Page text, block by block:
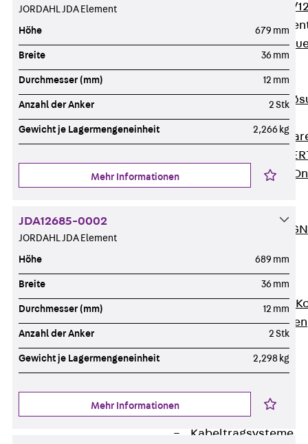
ISOPRO® 80/
Zurück
ISOMUR®
Digitale Lösungen
Digitale
Software
Zurück
JORDAHL®
JORDAHL® JVB
FERBOX®-
Services
Beratung, Planung,
Individuelle Lösungen
Ausbau
Produkte
Zurück Produkte
Kabeltragsysteme
JORDAHL JDA Element
Höhe 679 mm
Breite 36 mm
Durchmesser (mm) 12 mm
Anzahl der Anker 2 Stk
Gewicht je Lagermengeneinheit 2,266 kg
Mehr Informationen
JDA12685-0002
JORDAHL JDA Element
Höhe 689 mm
Breite 36 mm
Durchmesser (mm) 12 mm
Anzahl der Anker 2 Stk
Gewicht je Lagermengeneinheit 2,298 kg
Mehr Informationen